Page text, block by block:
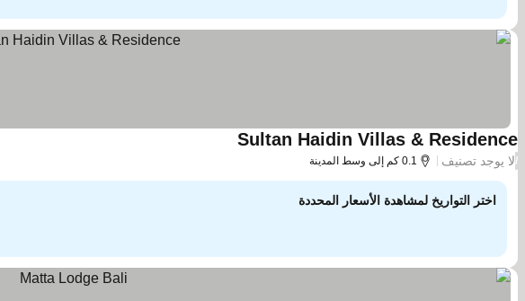
Sultan Haidin Villas & Residence
/لا يوجد تصنيف 0.1 كم إلى وسط المدينة
اختر التواريخ لمشاهدة الأسعار المحددة